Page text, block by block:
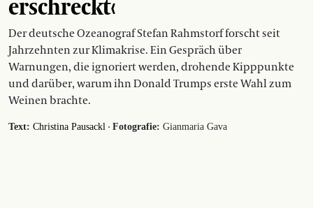
Der deutsche Ozeanograf Stefan Rahmstorf forscht seit
Jahrzehnten zur Klimakrise. Ein Gespräch über
Warnungen, die ignoriert werden, drohende Kipppunkte
und darüber, warum ihn Donald Trumps erste Wahl zum
Weinen brachte.
Text: Christina Pausackl · Fotografie: Gianmaria Gava